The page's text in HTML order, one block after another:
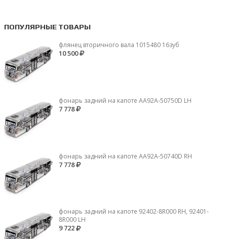
ПОПУЛЯРНЫЕ ТОВАРЫ
флянец вторичного вала 1015480 16зуб
10 500
фонарь задний на капоте AA92A-50750D LH
7 778
фонарь задний на капоте AA92A-50740D RH
7 778
фонарь задний на капоте 92402-8R000 RH, 92401-
8R000 LH
9 722